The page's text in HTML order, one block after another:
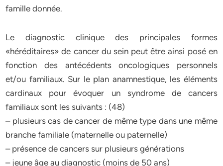
famille donnée.
Le diagnostic clinique des principales formes
«héréditaires» de cancer du sein peut être ainsi posé en
fonction des antécédents oncologiques personnels
et/ou familiaux. Sur le plan anamnestique, les éléments
cardinaux pour évoquer un syndrome de cancers
familiaux sont les suivants : (48)
– plusieurs cas de cancer de même type dans une même
branche familiale (maternelle ou paternelle)
– présence de cancers sur plusieurs générations
– jeune âge au diagnostic (moins de 50 ans)